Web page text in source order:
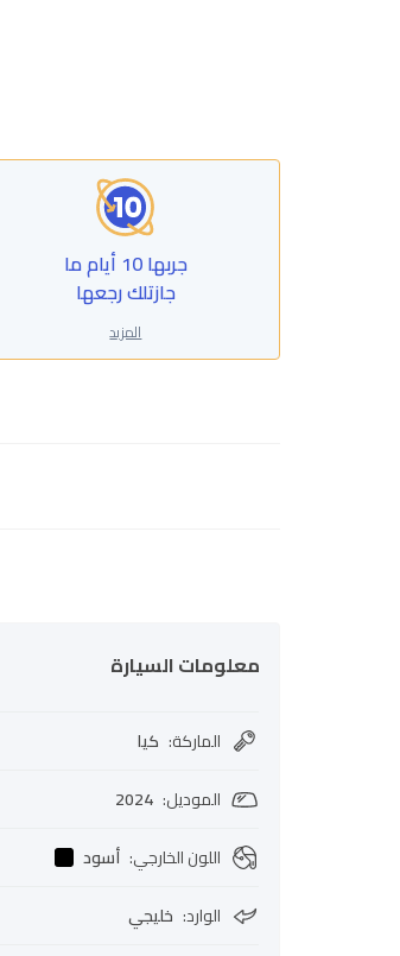
جربها 10 أيام ما
جازتلك رجعها
المزيد
معلومات السيارة
الماركة: كيا
الموديل:
2024
اللون الخارجي: أسود
الوارد: خليجي